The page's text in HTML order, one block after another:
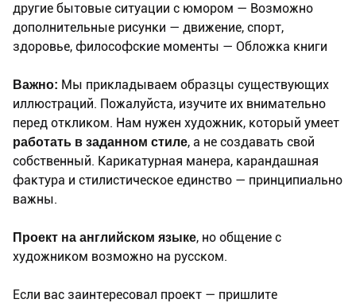
другие бытовые ситуации с юмором — Возможно
дополнительные рисунки — движение, спорт,
здоровье, философские моменты — Обложка книги
Важно: Мы прикладываем образцы существующих
иллюстраций. Пожалуйста, изучите их внимательно
перед откликом. Нам нужен художник, который умеет
работать в заданном стиле, а не создавать свой
собственный. Карикатурная манера, карандашная
фактура и стилистическое единство — принципиально
важны.
Проект на английском языке, но общение с
художником возможно на русском.
Если вас заинтересовал проект — пришлите